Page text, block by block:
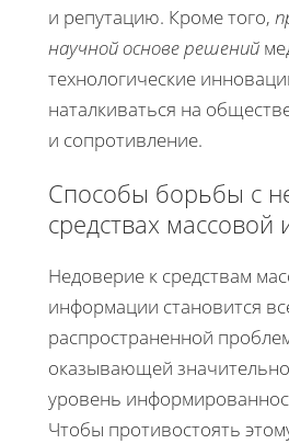
и репутацию. Кроме того,
научной основе решений
технологические
наталкиваться на
и сопротивление.
Способы борьбы с
средствах
Недоверие к средствам
информации становится
распространенной
оказывающей
уровень
Чтобы противостоять